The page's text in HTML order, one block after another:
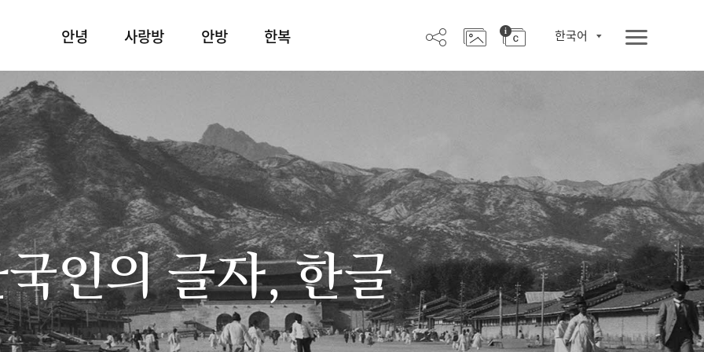
안녕 사랑방 안방 한복 한국어
인의 글자, 한글